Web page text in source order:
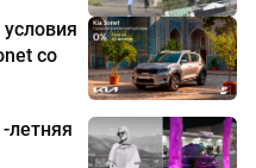
со
летняя